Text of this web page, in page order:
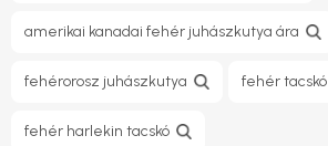
amerikai kanadai fehér juhászkutya ára
fehérorosz juhászkutya fehér tacskó
fehér harlekin tacskó